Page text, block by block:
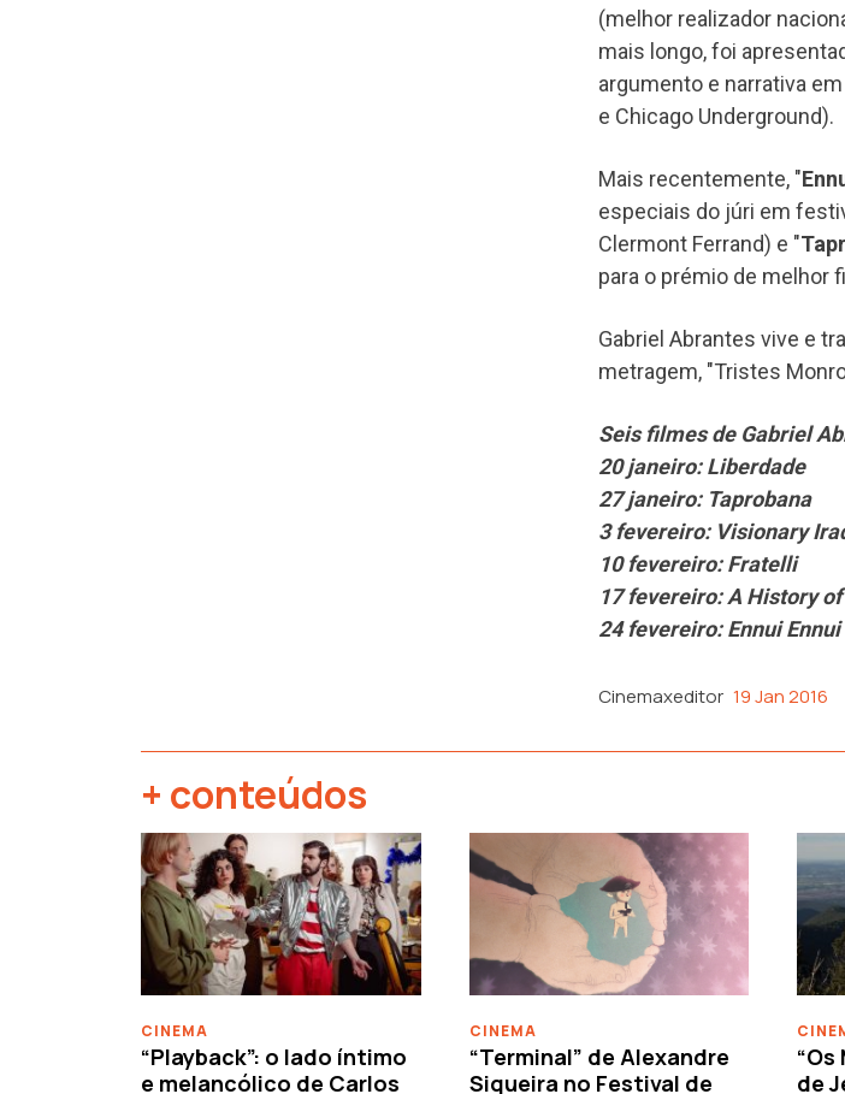
(melhor realizador
mais longo, foi
argumento e narrativa
e Chicago Underground).
Mais recentemente, "
especiais do júri em
Clermont Ferrand) e "
para o prémio de melhor
Gabriel Abrantes vive e
metragem, "Tristes
Seis filmes de Gabriel
20 janeiro: Liberdade
27 janeiro: Taprobana
3 fevereiro: Visionary
10 fevereiro: Fratelli
17 fevereiro: A History
24 fevereiro: Ennui Ennui
Cinemaxeditor 19 Jan 2016
+ conteúdos
CINEMA
“Playback”: o lado íntimo
e melancólico de Carlos
CINEMA
“Terminal” de Alexandre
Siqueira no Festival de
de
‹